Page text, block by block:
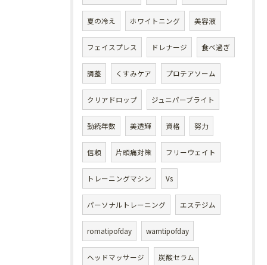
夏の冷え ホワイトニング 美容液
フェイスプレス ドレナージ 食べ過ぎ
調整 くすみケア プロテアソーム
クリアドロップ ジュニパーブライト
勤続年数 美透輝 資格 努力
信頼 片頭痛対策 フリーウェイト
トレーニングマシン Vs
パーソナルトレーニング エステジム
romatipofday wamtipofday
ヘッドマッサージ 炭酸セラム